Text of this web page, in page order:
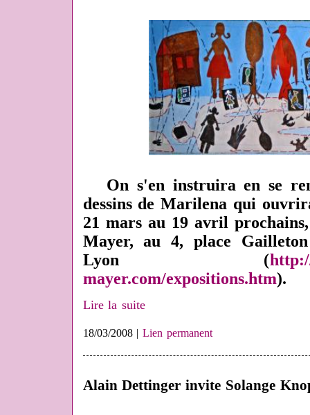
On s'en instruira en se
dessins de Marilena qui
21 mars au 19 avril
Mayer, au 4, place
Lyon (
mayer.com/expositions.htm).
Lire la suite
18/03/2008 |Lien permanent
Alain Dettinger invite Solange